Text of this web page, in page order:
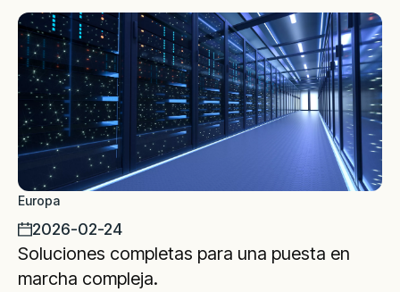
Europa
2026-02-24
Soluciones completas para una puesta en
marcha compleja.